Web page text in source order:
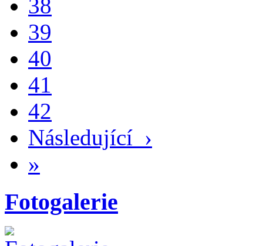
38
39
40
41
42
Následující ›
»
Fotogalerie